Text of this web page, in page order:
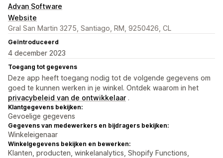
Advan Software
Website
Gral San Martin 3275, Santiago, RM, 9250426, CL
Geïntroduceerd
4 december 2023
Toegang tot gegevens
Deze app heeft toegang nodig tot de volgende gegevens om
goed te kunnen werken in je winkel. Ontdek waarom in het
privacybeleid van de ontwikkelaar .
Klantgegevens bekijken:
Gevoelige gegevens
Gegevens van medewerkers en bijdragers bekijken:
Winkeleigenaar
Winkelgegevens bekijken en bewerken:
Klanten, producten, winkelanalytics, Shopify Functions,